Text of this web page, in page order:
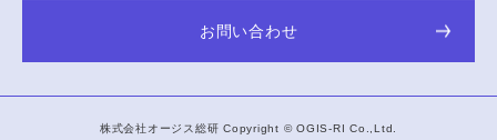
お問い合わせ
株式会社オージス総研 Copyright ©OGIS-RI Co.,Ltd.